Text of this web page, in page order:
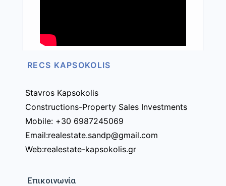
RECS KAPSOKOLIS
Stavros Kapsokolis
Constructions-Property Sales Investments
Mobile: +30 6987245069
Email:realestate.sandp@gmail.com
Web:realestate-kapsokolis.gr
Επικοινωνία